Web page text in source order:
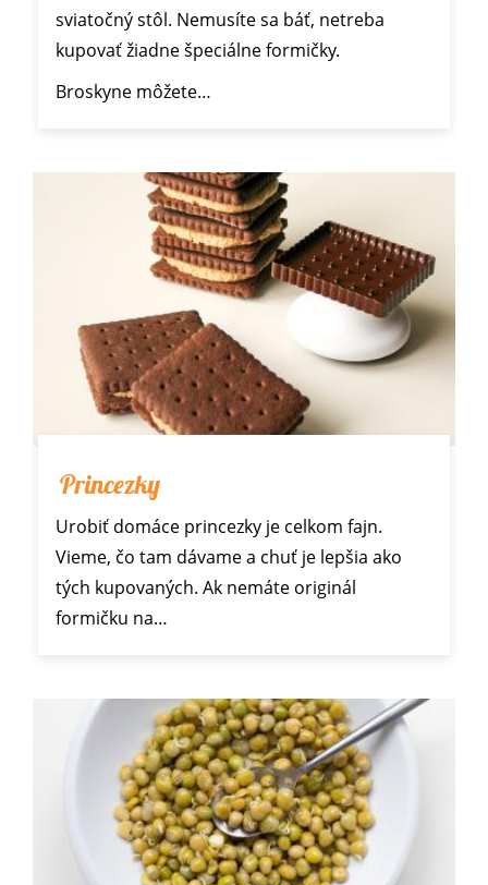
sviatočný stôl. Nemusíte sa báť, netreba
kupovať žiadne špeciálne formičky.
Broskyne môžete…
Princezky
Urobiť domáce princezky je celkom fajn.
Vieme, čo tam dávame a chuť je lepšia ako
tých kupovaných. Ak nemáte originál
formičku na…